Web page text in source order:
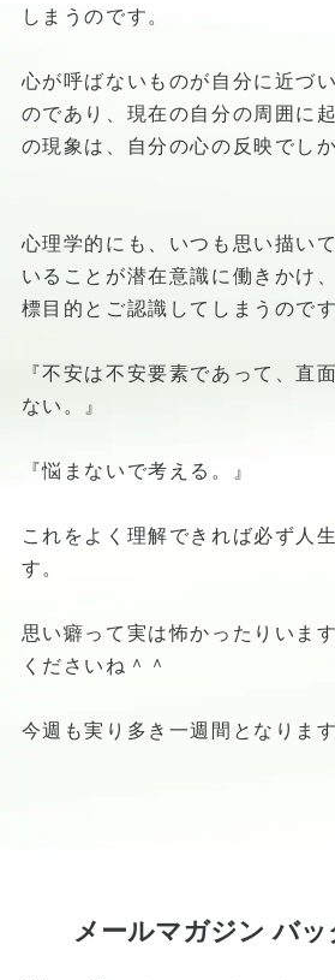
しまうのです。
心が呼ばないものが自分に近づ
のであり、現在の自分の周囲に
の現象は、自分の心の反映でし
心理学的にも、いつも思い描い
いることが潜在意識に働きかけ
標目的とご認識してしまうのです
『不安は不安要素であって、直
ない。』
『悩まないで考える。』
これをよく理解できれば必ず人
す。
思い癖って実は怖かったりいま
くださいね＾＾
今週も実り多き一週間となりま
メールマガジン バ